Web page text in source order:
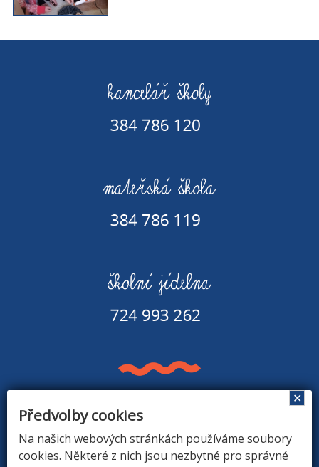
Základní škola a Mateřská škola v Rapšachu
378 07 Rapšach 290
GPS souřadnice: 48.8779183N, 14.9374494E
Předvolby cookies
Na našich webových stránkách používáme soubory
cookies. Některé z nich jsou nezbytné pro správné
✕